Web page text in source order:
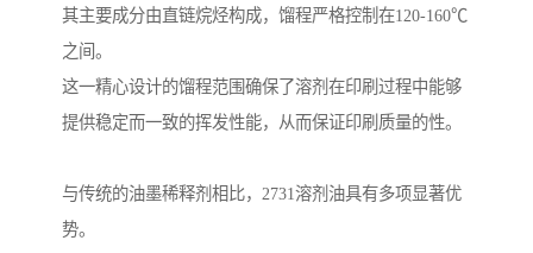
其主要成分由直链烷烃构成，馏程严格控制在120-160℃
之间。
这一精心设计的馏程范围确保了溶剂在印刷过程中能够
提供稳定而一致的挥发性能，从而保证印刷质量的性。
与传统的油墨稀释剂相比，2731溶剂油具有多项显著优
势。